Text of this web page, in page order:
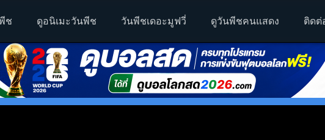
ช ดูอนิเมะวันพีช วันพีชเดอะมูฟวี่ ดูวันพีชคนแสดง ติดต่